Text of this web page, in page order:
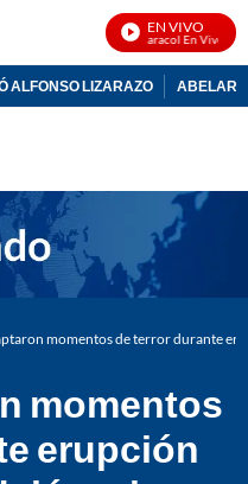
EN VIVO
Noticias Caracol En Vivo
ALFONSO LIZARAZO
momentos de terror durante
momentos
erupción